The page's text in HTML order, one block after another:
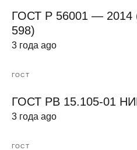
ГОСТ Р 56001 — 2014
598)
3 года ago
ГОСТ
ГОСТ РВ 15.105-01
3 года ago
ГОСТ